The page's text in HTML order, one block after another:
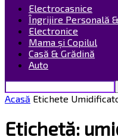
Electrocasnice
Îngrijire Personală
Electronice
Mama și Copilul
Casă & Grădină
Auto
Acasă Etichete
Etichetă: